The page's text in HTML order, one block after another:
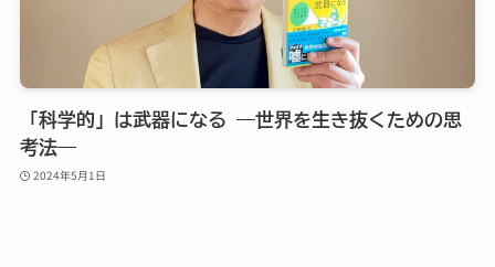
「科学的」は武器になる ―世界を生き抜くための思
考法―
2024年5月1日